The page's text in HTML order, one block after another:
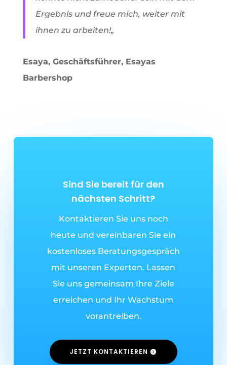
Ergebnis und freue mich, weiter mit
ihnen zu arbeiten!„
Esaya, Geschäftsführer, Esayas
Barbershop
Sind Sie bereit für den
nächsten Schritt?
Kontaktieren Sie uns noch
heute und vereinbaren Sie ein
kostenloses Beratungsgespräch
mit unseren Experten. Lassen
Sie uns gemeinsam Ihre Ziele
erreichen und Ihr Wachstum
vorantreiben.
JETZT KONTAKTIEREN